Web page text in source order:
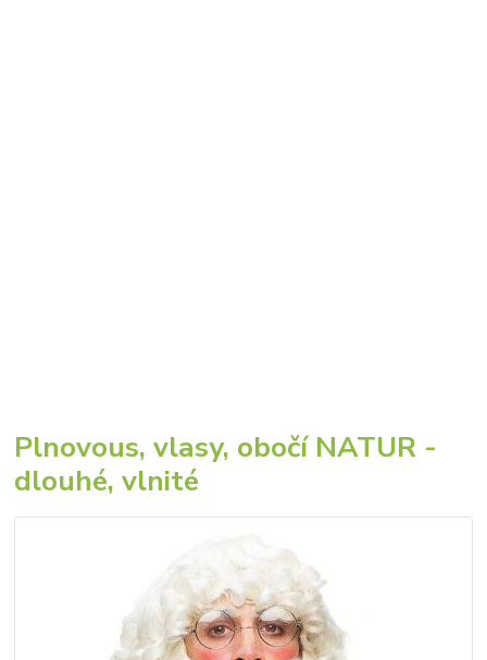
Plnovous, vlasy, obočí NATUR -
dlouhé, vlnité